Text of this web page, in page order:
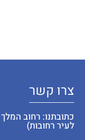
צרו קשר
כתובתנו: רחוב
לעיר רחובות)